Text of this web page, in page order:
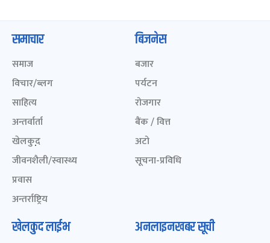
समाचार
समाज
विचार/ब्लग
साहित्य
अन्तर्वार्ता
खेलकुद़़
जीवनशैली/स्वास्थ्य
प्रवास
अन्तर्राष्ट्रिय
बिजनेस
बजार
पर्यटन
रोजगार
बैंक / वित्त
अटो
सूचना-प्रविधि
खेलकुद लाईभ अनलाइनखबर सूची